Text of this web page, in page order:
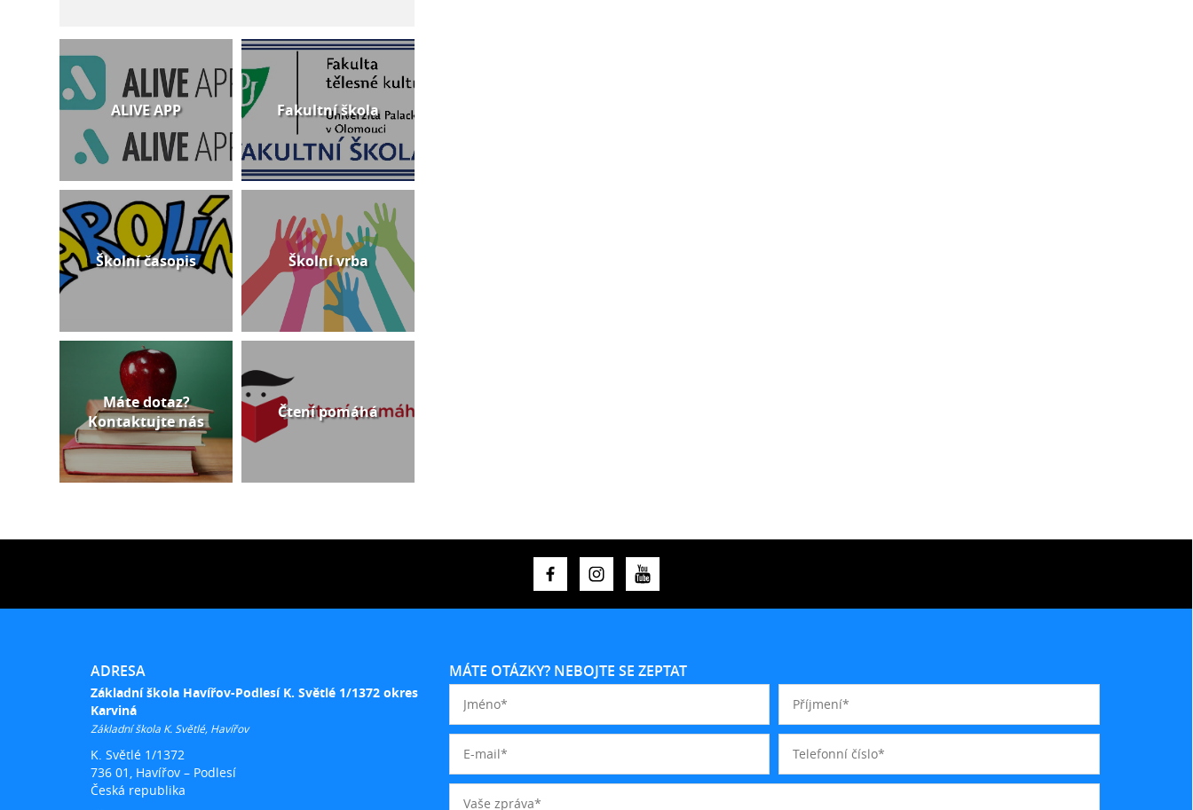
ALIVE APP Fakultní škola
Školní časopis Školní vrba
Máte dotaz?
Kontaktujte nás
Čtení pomáhá
ADRESA
Základní škola Havířov-Podlesí K. Světlé 1/1372 okres
Karviná
Základní škola K. Světlé, Havířov
K. Světlé 1/1372
736 01, Havířov – Podlesí
Česká republika
MÁTE OTÁZKY? NEBOJTE SE ZEPTAT